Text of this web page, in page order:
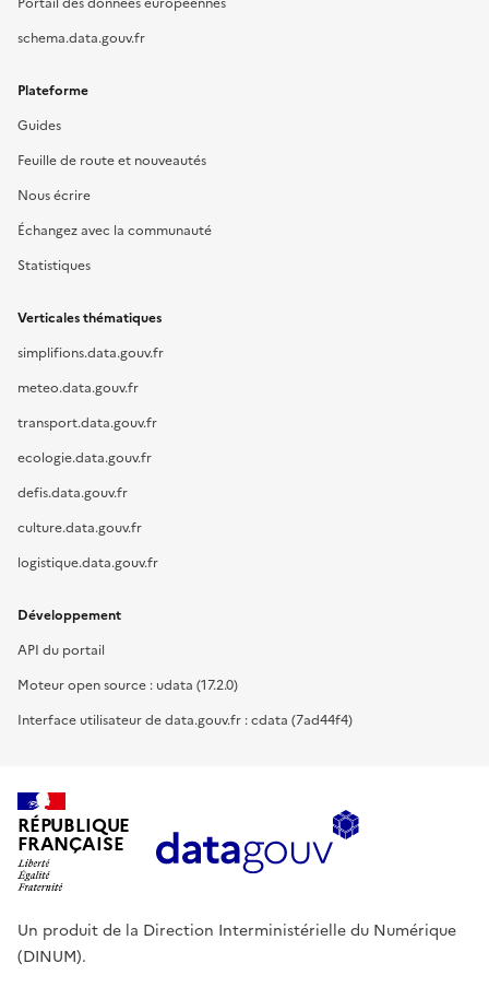
schema.data.gouv.fr
Plateforme
Guides
Feuille de route et nouveautés
Nous écrire
Échangez avec la communauté
Statistiques
Verticales thématiques
simplifions.data.gouv.fr
meteo.data.gouv.fr
transport.data.gouv.fr
ecologie.data.gouv.fr
defis.data.gouv.fr
culture.data.gouv.fr
logistique.data.gouv.fr
Développement
API du portail
Moteur open source : udata (17.2.0)
Interface utilisateur de data.gouv.fr : cdata (7ad44f4)
RÉPUBLIQUE
FRANÇAISE
Un produit de la Direction Interministérielle du Numérique
(DINUM).